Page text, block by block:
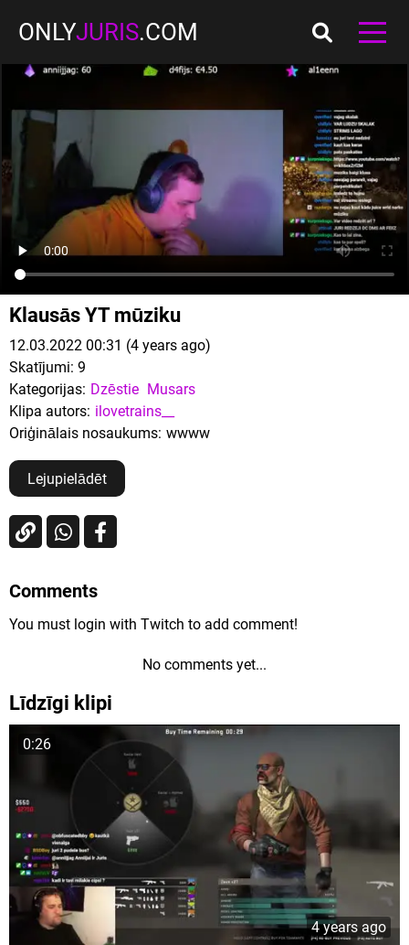
ONLYJURIS.COM
Klausās YT mūziku
12.03.2022 00:31 (4 years ago)
Skatījumi: 9
Kategorijas: Dzēstie Musars
Klipa autors: ilovetrains__
Oriģinālais nosaukums: wwww
Lejupielādēt
Comments
You must login with Twitch to add comment!
No comments yet...
Līdzīgi klipi
0:26
4 years ago